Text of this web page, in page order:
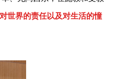
世界的责任以及对生活的憧